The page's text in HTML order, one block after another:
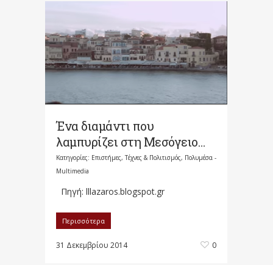
Ένα διαμάντι που
λαμπυρίζει στη Μεσόγειο…
Κατηγορίες: Επιστήμες, Τέχνες & Πολιτισμός, Πολυμέσα -
Multimedia
Πηγή: lllazaros.blogspot.gr
Περισσότερα
31 Δεκεμβρίου 2014 0